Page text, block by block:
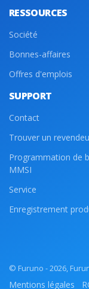
RESSOURCES
Société
Bonnes-affaires
Offres d'emplois
SUPPORT
Contact
Trouver un
Programmation de
MMSI
Service
Enregistrement
© Furuno - 2026,
Mentions légales